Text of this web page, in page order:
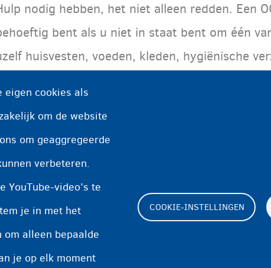
nodig hebben, het niet alleen redden. Een
bent als u niet in staat bent om één
huisvesten, voeden, kleden, hygiënische
eigen cookies als
om de website
om geaggregeerde
verbeteren.
YouTube-video’s te
je in met het
om alleen bepaalde
je op elk moment
COOKIE-INSTELLINGEN
Footer Cookie-instellingen